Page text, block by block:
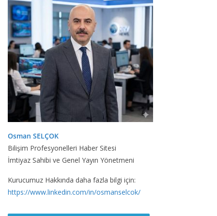
Osman SELÇOK
Bilişim Profesyonelleri Haber Sitesi
İmtiyaz Sahibi ve Genel Yayın Yönetmeni
Kurucumuz Hakkında daha fazla bilgi için:
https://www.linkedin.com/in/osmanselcok/